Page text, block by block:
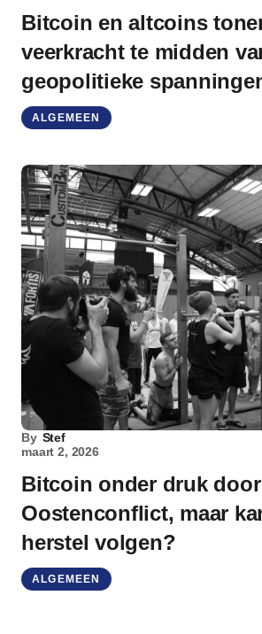
Bitcoin en altcoins
veerkracht te midden
geopolitieke
ALGEMEEN
By Stef
maart 2, 2026
Bitcoin onder druk
Oostenconflict, maar
herstel volgen?
ALGEMEEN